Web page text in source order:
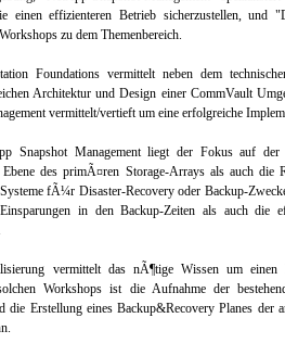
einen effizienteren Betrieb sicherzustellen, und
zu dem Themenbereich.
Foundations vermittelt neben dem
Architektur und Design einer CommVault
vermittelt/vertieft um eine erfolgreiche
Snapshot Management liegt der Fokus auf
des primÃ¤ren Storage-Arrays als auch die
fÃ¼r Disaster-Recovery oder Backup-
in den Backup-Zeiten als auch die
vermittelt das nÃ¶tige Wissen um
Workshops ist die Aufnahme der
Erstellung eines Backup&Recovery Planes der